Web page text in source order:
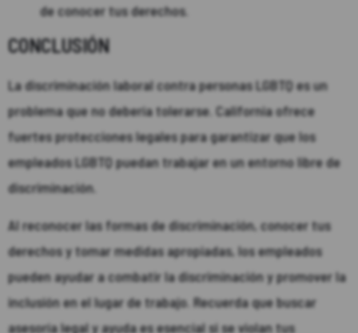
de conocer tus derechos.
CONCLUSIÓN
La discriminación laboral contra personas LGBTQ es un
problema que no debería tolerarse. California ofrece
fuertes protecciones legales para garantizar que los
empleados LGBTQ puedan trabajar en un entorno libre de
discriminación.
Al reconocer las formas de discriminación, conocer tus
derechos y tomar medidas apropiadas, los empleados
pueden ayudar a combatir la discriminación y promover la
inclusión en el lugar de trabajo. Recuerda que buscar
asesoría legal y ayuda es esencial si se violan tus